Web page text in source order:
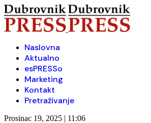
Naslovna
Aktualno
esPRESSo
Marketing
Kontakt
Pretraživanje
Prosinac 19, 2025 | 11:06